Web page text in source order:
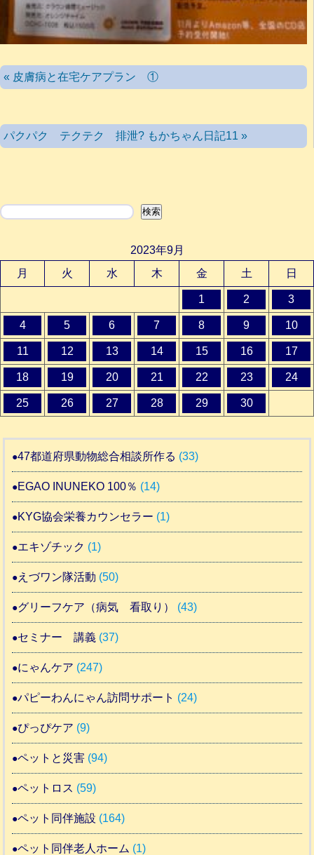
« 皮膚病と在宅ケアプラン ①
パクパク テクテク 排泄? もかちゃん日記11 »
検索 検索
2023年9月
月
火 水 木 金 土 日
1 2 3
4 5 6 7 8 9 10
11 12 13 14 15 16 17
18 19 20 21 22 23 24
25 26 27 28 29 30
47都道府県動物総合相談所作る (33)
EGAO INUNEKO 100％ (14)
KYG協会栄養カウンセラー (1)
エキゾチック (1)
えづワン隊活動 (50)
グリーフケア（病気 看取り） (43)
セミナー 講義 (37)
にゃんケア (247)
パピーわんにゃん訪問サポート (24)
ぴっぴケア (9)
ペットと災害 (94)
ペットロス (59)
ペット同伴施設 (164)
ペット同伴老人ホーム (1)